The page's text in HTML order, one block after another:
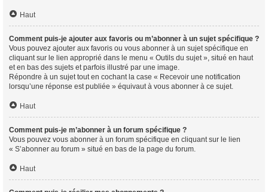
Haut
Comment puis-je ajouter aux favoris ou m’abonner à un sujet spécifique ?
Vous pouvez ajouter aux favoris ou vous abonner à un sujet spécifique en
cliquant sur le lien approprié dans le menu « Outils du sujet », situé en haut
et en bas des sujets et parfois illustré par une image.
Répondre à un sujet tout en cochant la case « Recevoir une notification
lorsqu’une réponse est publiée » équivaut à vous abonner à ce sujet.
Haut
Comment puis-je m’abonner à un forum spécifique ?
Vous pouvez vous abonner à un forum spécifique en cliquant sur le lien
« S’abonner au forum » situé en bas de la page du forum.
Haut